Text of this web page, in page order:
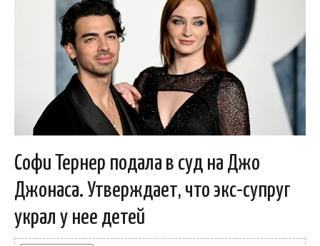
Софи Тернер подала в суд на Джо
Джонаса. Утверждает, что экс-супруг
украл у нее детей